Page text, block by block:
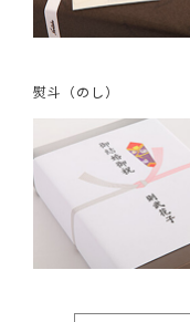
熨斗（のし）